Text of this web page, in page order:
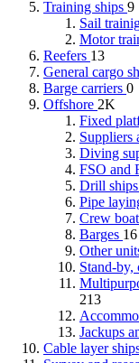
Training ships 9
Sail
Motor
Reefers 13
General cargo
Barge carriers 0
Offshore 2K
Fixed
Suppliers
Diving
FSO and
Drill
Pipe
Crew
Barges 16
Other
Stand-by,
213
Jackups
Cable layer